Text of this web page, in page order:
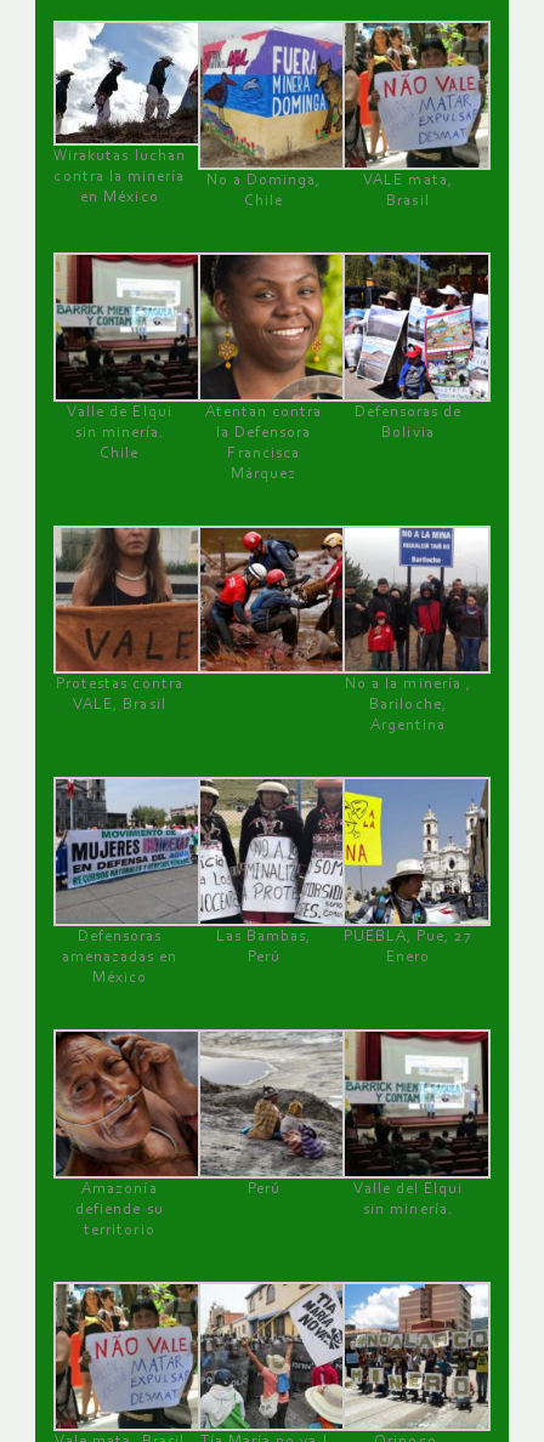
Wirakutas luchan
contra la minería
en México
No a Dominga,
Chile
VALE mata,
Brasil
Valle de Elqui
sin minería.
Chile
Atentan contra
la Defensora
Francisca
Márquez
Defensoras de
Bolivia
Protestas contra
VALE, Brasil
No a la minería ,
Bariloche,
Argentina
Defensoras
amenazadas en
México
Las Bambas,
Perú
PUEBLA, Pue, 27
Enero
Amazonía
defiende su
territorio
Perú
Valle del Elqui
sin minería.